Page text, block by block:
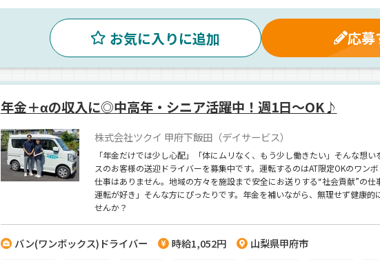
お気に入りに追加 応募
年金＋αの収入に◎中高年・シニア活躍中！週1日～OK♪
株式会社ツクイ 甲府下飯田（デイサービス）
「年金だけでは少し心配」「体にムリなく、もう少し働きたい」そんな想
スのお客様の送迎ドライバーを募集中です。運転するのはAT限定OKのワン
仕事はありません。地域の方々を施設まで安全にお送りする“社会貢献”の
運転が好き」そんな方にぴったりです。年金を補いながら、無理せず健康的
せんか？
バン(ワンボックス)ドライバー 時給1,052円 山梨県甲府市